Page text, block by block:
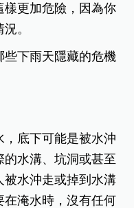
樣更加危險，因為你
。
下雨天隱藏的危機
底下可能是被水沖
的水溝、坑洞或甚至
被水沖走或掉到水溝
在淹水時，沒有任何